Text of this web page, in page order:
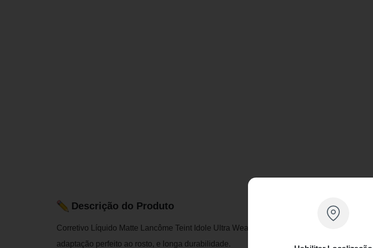
Descrição do Produto
Corretivo Líquido Matte Lancôme Teint Idole Ultra Wear Wear garante alta cobertura, com
adaptação perfeito ao rosto, e longa durabilidade.